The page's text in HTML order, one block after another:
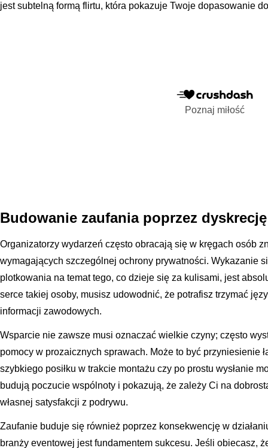
jest subtelną formą flirtu, która pokazuje Twoje dopasowanie
Poznaj miłość
Budowanie zaufania poprzez
Organizatorzy wydarzeń często obracają się w kręgach osób
wymagających szczególnej ochrony prywatności. Wykazanie
plotkowania na temat tego, co dzieje się za kulisami, jest
serce takiej osoby, musisz udowodnić, że potrafisz trzymać
informacji zawodowych.
Wsparcie nie zawsze musi oznaczać wielkie czyny; często
pomocy w prozaicznych sprawach. Może to być przyniesienie
szybkiego posiłku w trakcie montażu czy po prostu wysłanie
budują poczucie wspólnoty i pokazują, że zależy Ci na
własnej satysfakcji z podrywu.
Zaufanie buduje się również poprzez konsekwencję w
branży eventowej jest fundamentem sukcesu. Jeśli obiecasz,